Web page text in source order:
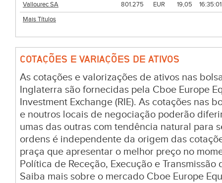
Vallourec SA
801.275 EUR 19,05
16:35:01
Mais Títulos
COTAÇÕES E VARIAÇÕES DE ATIVOS
As cotações e valorizações de ativos nas
Inglaterra são fornecidas pela Cboe Europe
Investment Exchange (RIE). As cotações nas
e noutros locais de negociação poderão
umas das outras com tendência natural para
ordens é independente da origem das
praça que apresentar o melhor preço no
Política de Receção, Execução e Transmissão
Saiba mais sobre o mercado Cboe Europe